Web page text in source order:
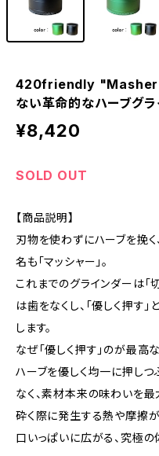
420friendly
ない革命的なハーブグ
¥8,420
SOLD OUT
【商品説明】
刃物を使わずにハーブを挽く
名も「マッシャー」。
これまでのグラインダーは「
は歯をなくし、「優しく押す
します。
なぜ「優しく押す」のが最高
ハーブを優しく均一に押しつ
なく、素材本来の味わいを最
砕く際に発生する熱や摩擦
口いっぱいに広がる、究極の